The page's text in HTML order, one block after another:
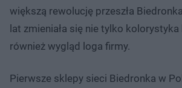
większą rewolucję przeszła
lat zmieniała się nie tylko kolorystyka
również wygląd loga firmy.
Pierwsze sklepy sieci Biedronka w